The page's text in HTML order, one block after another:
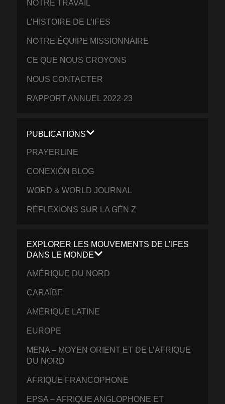
NOTRE TRAVAIL
L’HISTOIRE DE L’IFES
NOTRE ÉQUIPE MISSIONNAIRE
CE QUE NOUS CROYONS
NOUS CONTACTER
RAPPORT ANNUEL 2022-23
PUBLICATIONS
PRAYERLINE
CONEXIÓN BLOG
WORD & WORLD JOURNAL
RÉFLEXIONS SUR LA GÉN Z
EXPLORER LES MOUVEMENTS DE L’IFES
DANS LE MONDE
AMÉRIQUE DU NORD
CARAÏBE
AMÉRIQUE LATINE
EUROPE
MENA – MOYEN ORIENT ET DE L’AFRIQUE
DU NORD
AFRIQUE FRANCOPHONE
EPSA – AFRIQUE ANGLOPHONE ET